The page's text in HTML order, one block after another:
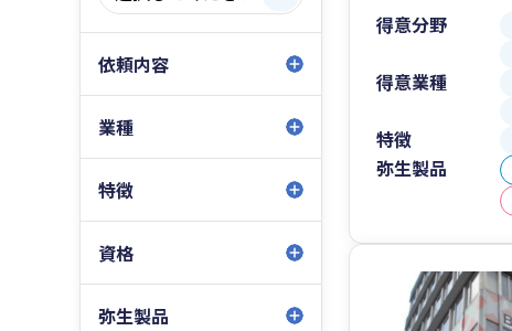
依頼内容
業種
特徴
資格
弥生製品
得意分野
得意業種
特徴
弥生製品